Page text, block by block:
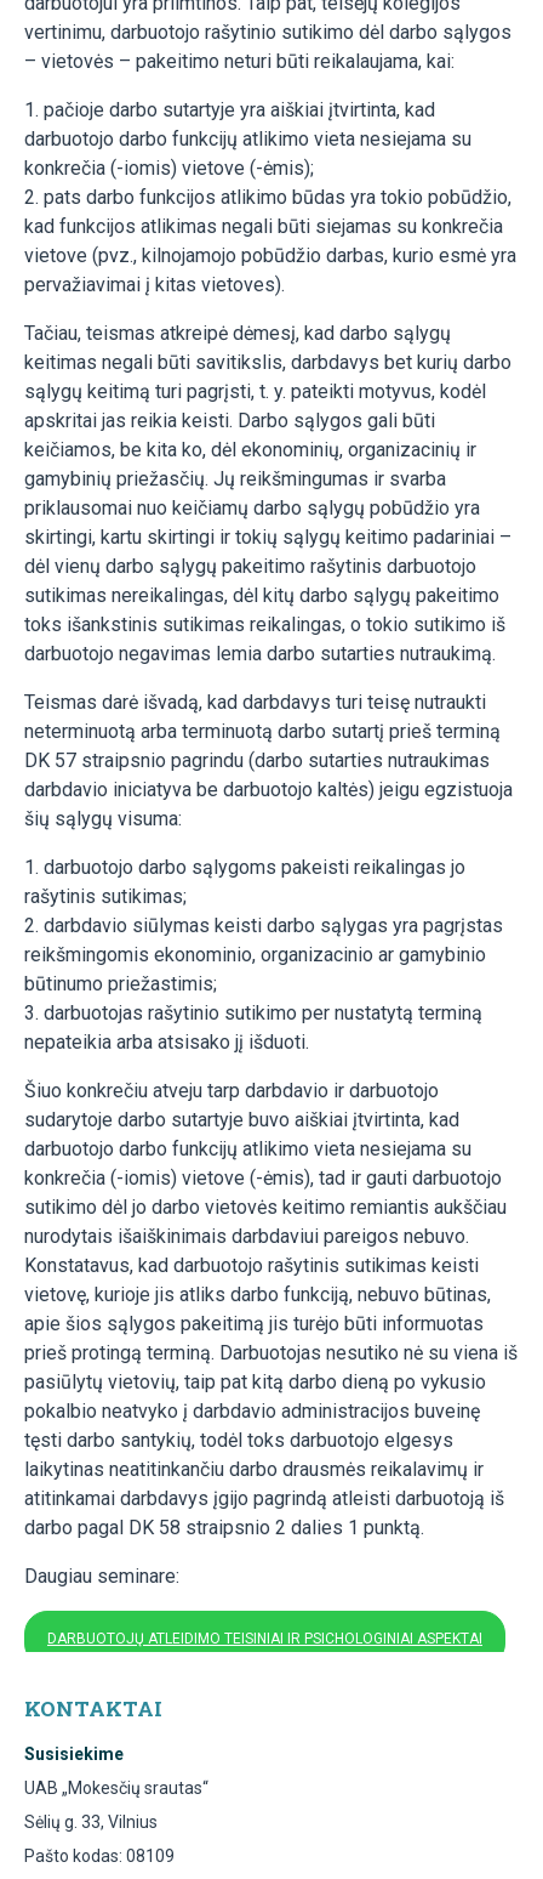
vertinimu, darbuotojo rašytinio sutikimo dėl darbo sąlygos
– vietovės – pakeitimo neturi būti reikalaujama, kai:
1. pačioje darbo sutartyje yra aiškiai įtvirtinta, kad
darbuotojo darbo funkcijų atlikimo vieta nesiejama su
konkrečia (-iomis) vietove (-ėmis);
2. pats darbo funkcijos atlikimo būdas yra tokio pobūdžio,
kad funkcijos atlikimas negali būti siejamas su konkrečia
vietove (pvz., kilnojamojo pobūdžio darbas, kurio esmė yra
pervažiavimai į kitas vietoves).
Tačiau, teismas atkreipė dėmesį, kad darbo sąlygų
keitimas negali būti savitikslis, darbdavys bet kurių darbo
sąlygų keitimą turi pagrįsti, t. y. pateikti motyvus, kodėl
apskritai jas reikia keisti. Darbo sąlygos gali būti
keičiamos, be kita ko, dėl ekonominių, organizacinių ir
gamybinių priežasčių. Jų reikšmingumas ir svarba
priklausomai nuo keičiamų darbo sąlygų pobūdžio yra
skirtingi, kartu skirtingi ir tokių sąlygų keitimo padariniai –
dėl vienų darbo sąlygų pakeitimo rašytinis darbuotojo
sutikimas nereikalingas, dėl kitų darbo sąlygų pakeitimo
toks išankstinis sutikimas reikalingas, o tokio sutikimo iš
darbuotojo negavimas lemia darbo sutarties nutraukimą.
Teismas darė išvadą, kad darbdavys turi teisę nutraukti
neterminuotą arba terminuotą darbo sutartį prieš terminą
DK 57 straipsnio pagrindu (darbo sutarties nutraukimas
darbdavio iniciatyva be darbuotojo kaltės) jeigu egzistuoja
šių sąlygų visuma:
1. darbuotojo darbo sąlygoms pakeisti reikalingas jo
rašytinis sutikimas;
2. darbdavio siūlymas keisti darbo sąlygas yra pagrįstas
reikšmingomis ekonominio, organizacinio ar gamybinio
būtinumo priežastimis;
3. darbuotojas rašytinio sutikimo per nustatytą terminą
nepateikia arba atsisako jį išduoti.
Šiuo konkrečiu atveju tarp darbdavio ir darbuotojo
sudarytoje darbo sutartyje buvo aiškiai įtvirtinta, kad
darbuotojo darbo funkcijų atlikimo vieta nesiejama su
konkrečia (-iomis) vietove (-ėmis), tad ir gauti darbuotojo
sutikimo dėl jo darbo vietovės keitimo remiantis aukščiau
nurodytais išaiškinimais darbdaviui pareigos nebuvo.
Konstatavus, kad darbuotojo rašytinis sutikimas keisti
vietovę, kurioje jis atliks darbo funkciją, nebuvo būtinas,
apie šios sąlygos pakeitimą jis turėjo būti informuotas
prieš protingą terminą. Darbuotojas nesutiko nė su viena iš
pasiūlytų vietovių, taip pat kitą darbo dieną po vykusio
pokalbio neatvyko į darbdavio administracijos buveinę
tęsti darbo santykių, todėl toks darbuotojo elgesys
laikytinas neatitinkančiu darbo drausmės reikalavimų ir
atitinkamai darbdavys įgijo pagrindą atleisti darbuotoją iš
darbo pagal DK 58 straipsnio 2 dalies 1 punktą.
Daugiau seminare:
DARBUOTOJŲ ATLEIDIMO TEISINIAI IR PSICHOLOGINIAI ASPEKTAI
KONTAKTAI
Susisiekime
UAB „Mokesčių srautas“
Sėlių g. 33, Vilnius
Pašto kodas: 08109